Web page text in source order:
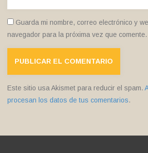
Guarda mi nombre, correo electrónico y
navegador para la próxima vez que comente.
Este sitio usa Akismet para reducir el spam.
procesan los datos de tus comentarios.